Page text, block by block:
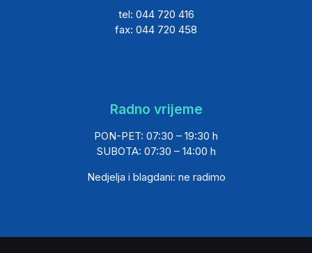
tel: 044 720 416
fax: 044 720 458
Radno vrijeme
PON-PET: 07:30 – 19:30 h
SUBOTA: 07:30 – 14:00 h
Nedjelja i blagdani: ne radimo